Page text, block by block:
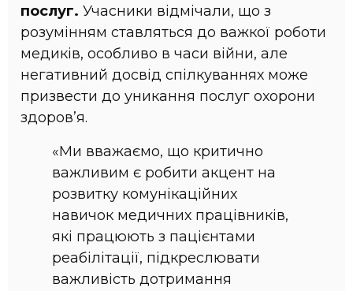
послуг. Учасники відмічали, що з
розумінням ставляться до важкої роботи
медиків, особливо в часи війни, але
негативний досвід спілкуваннях може
призвести до уникання послуг охорони
здоров’я.
«Ми вважаємо, що критично
важливим є робити акцент на
розвитку комунікаційних
навичок медичних працівників,
які працюють з пацієнтами
реабілітації, підкреслювати
важливість дотримання